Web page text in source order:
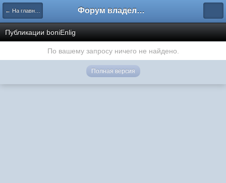
← На главную Форум владельцев интернет-магазинов
Публикации boniEnlig
По вашему запросу ничего не найдено.
Полная версия